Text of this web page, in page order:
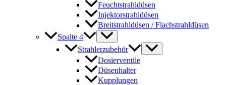
Feuchtstrahldüsen
Injektorstrahldüsen
Breitstrahldüsen / Flachstrahldüsen
Spalte 4
Strahlerzubehör
Dosierventile
Düsenhalter
Kupplungen